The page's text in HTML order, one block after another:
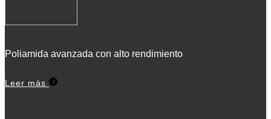
Poliamida avanzada con alto rendimiento
Leer más